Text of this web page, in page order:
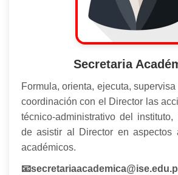
Secretaria
Formula, orienta, ejecuta,
coordinación con el Director las
técnico-administrativo del
de asistir al Director en aspectos
académicos.